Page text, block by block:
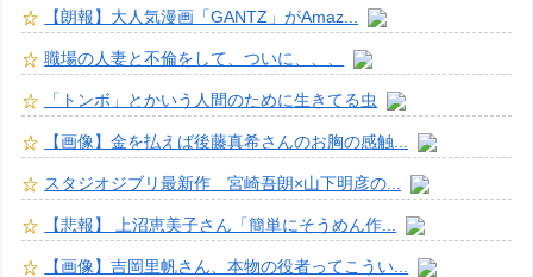
【朗報】大人気漫画「GANTZ」がAmaz...
職場の人妻と不倫をして、ついに、、、
「トンボ」とかいう人間のために生きてる虫
【画像】金を払えば後藤真希さんのお胸の感触...
スタジオジブリ最新作 宮崎吾朗×山下明彦の...
【悲報】 上沼恵美子さん「簡単にそうめん作...
【画像】吉岡里帆さん、本物の役者ってこうい...